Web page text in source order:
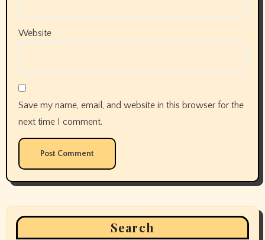
Website
Save my name, email, and website in this browser for the
next time I comment.
Search